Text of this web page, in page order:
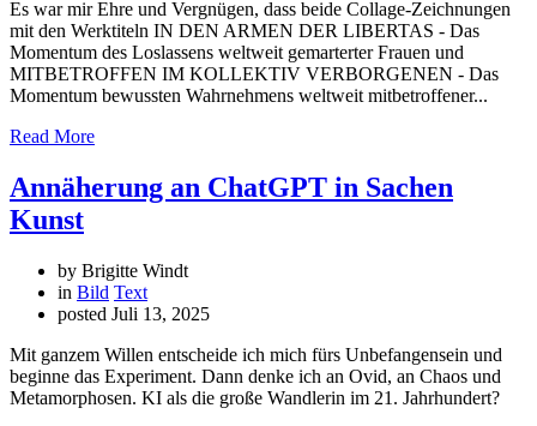
Es war mir Ehre und Vergnügen, dass beide Collage-Zeichnungen
mit den Werktiteln IN DEN ARMEN DER LIBERTAS - Das
Momentum des Loslassens weltweit gemarterter Frauen und
MITBETROFFEN IM KOLLEKTIV VERBORGENEN - Das
Momentum bewussten Wahrnehmens weltweit mitbetroffener...
Read More
Annäherung an ChatGPT in Sachen
Kunst
by Brigitte Windt
in Bild Text
posted Juli 13, 2025
Mit ganzem Willen entscheide ich mich fürs Unbefangensein und
beginne das Experiment. Dann denke ich an Ovid, an Chaos und
Metamorphosen. KI als die große Wandlerin im 21. Jahrhundert?